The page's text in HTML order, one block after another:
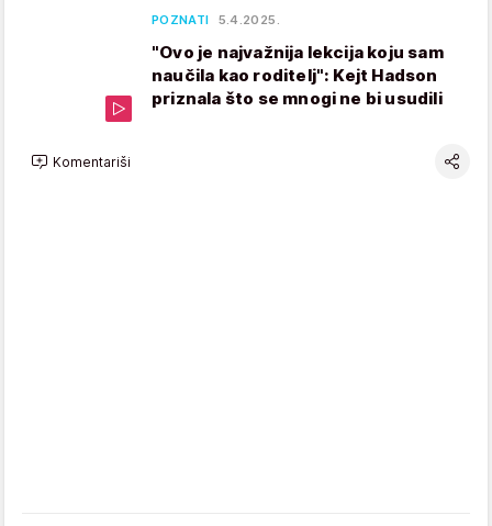
POZNATI 5.4.2025.
"Ovo je najvažnija lekcija koju sam
naučila kao roditelj": Kejt Hadson
priznala što se mnogi ne bi usudili
Komentariši